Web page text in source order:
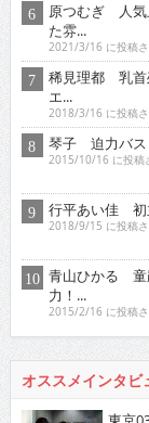
原つむぎ 人気
た雰...
2021/3/16 に投稿
稀見理都 乳首
エ...
2018/3/16 に投稿
琴子 迫力バス
2015/10/16 に投稿
行平あい佳 初
2018/9/15 に投稿
青山ひかる 童
力！...
2015/2/16 に投稿
オススメインタビ